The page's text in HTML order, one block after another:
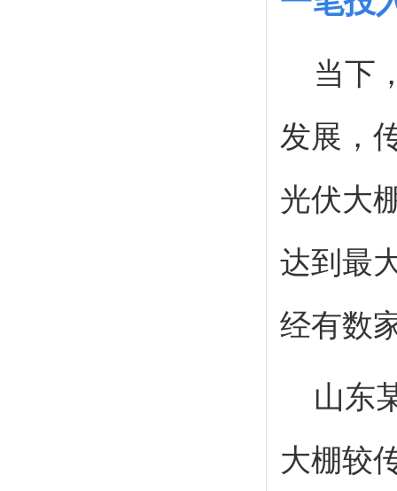
当下
发展，
光伏大
达到最
经有数
山东
大棚较